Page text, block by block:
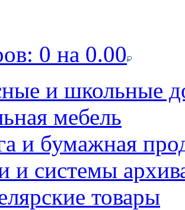
0 на 0.00
и школьные
мебель
и бумажная
и системы
товары